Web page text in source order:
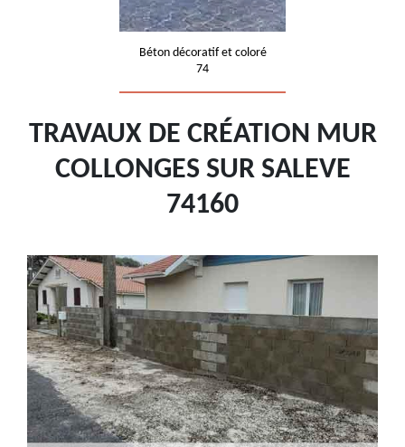
Béton décoratif et coloré
74
TRAVAUX DE CRÉATION MUR
COLLONGES SUR SALEVE
74160